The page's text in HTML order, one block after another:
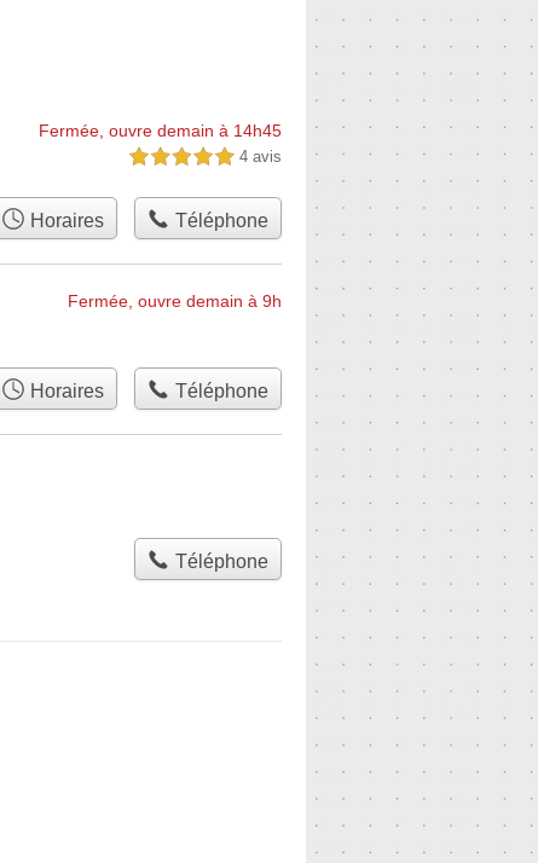
Fermée, ouvre demain à 14h45
5,0 étoiles sur 5 4 avis
Horaires Téléphone
Fermée, ouvre demain à 9h
Horaires Téléphone
Téléphone